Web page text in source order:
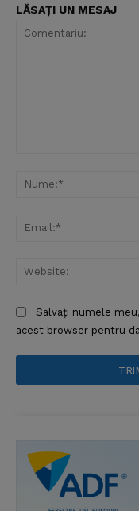
LĂSAȚI UN MESAJ
Salvați numele
acest browser pentru